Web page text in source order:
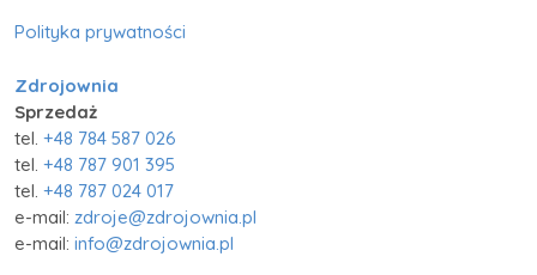
Polityka prywatności
Zdrojownia
Sprzedaż
tel. +48 784 587 026
tel. +48 787 901 395
tel. +48 787 024 017
e-mail: zdroje@zdrojownia.pl
e-mail: info@zdrojownia.pl